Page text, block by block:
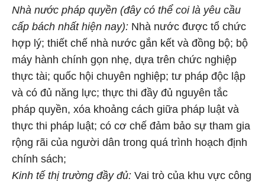
Nhà nước pháp quyền (đây có thể coi là yêu cầu
cấp bách nhất hiện nay): Nhà nước được tổ chức
hợp lý; thiết chế nhà nước gắn kết và đồng bộ; bộ
máy hành chính gọn nhẹ, dựa trên chức nghiệp
thực tài; quốc hội chuyên nghiệp; tư pháp độc lập
và có đủ năng lực; thực thi đầy đủ nguyên tắc
pháp quyền, xóa khoảng cách giữa pháp luật và
thực thi pháp luật; có cơ chế đảm bảo sự tham gia
rộng rãi của người dân trong quá trình hoạch định
chính sách;
Kinh tế thị trường đầy đủ: Vai trò của khu vực công